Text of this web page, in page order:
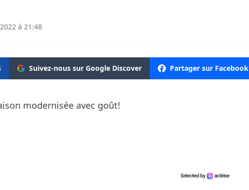
à 21:48
Suivez-nous sur Google Discover Partager sur Facebook
modernisée avec goût!